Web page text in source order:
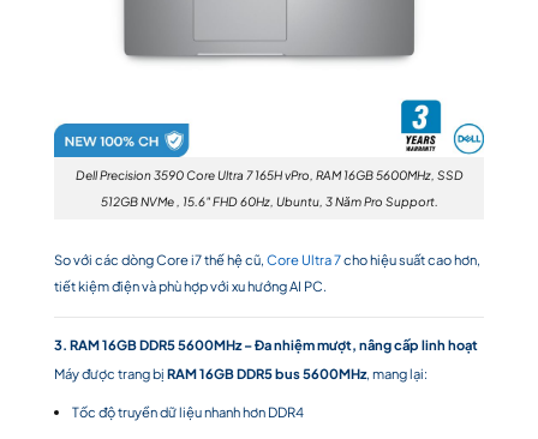
Dell Precision 3590 Core Ultra 7 165H vPro, RAM 16GB 5600MHz, SSD
512GB NVMe , 15.6″ FHD 60Hz, Ubuntu, 3 Năm Pro Support.
So với các dòng Core i7 thế hệ cũ, Core Ultra 7cho hiệu suất cao hơn,
tiết kiệm điện và phù hợp với xu hướng AI PC.
3. RAM 16GB DDR5 5600MHz – Đa nhiệm mượt, nâng cấp linh hoạt
Máy được trang bị RAM 16GB DDR5 bus 5600MHz, mang lại:
Tốc độ truyền dữ liệu nhanh hơn DDR4